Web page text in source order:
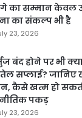
का सम्मान केवल
का संकल्प भी है
23, 2026
बंद होने पर भी
सप्लाई? जानिए
कैसे खत्म हो
पकड़
23, 2026